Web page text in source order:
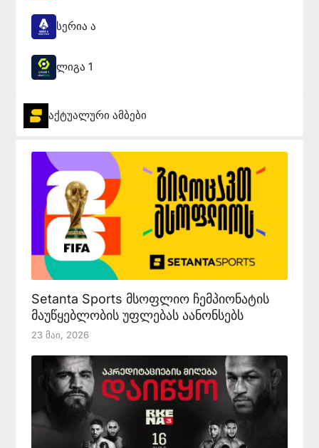
სერია ა
ლიგა 1
აქტუალური ამბები
Setanta Sports მსოფლიო ჩემპიონატის
მაუწყებლობის უფლებას აანონსებს
23 Მაი, 2026